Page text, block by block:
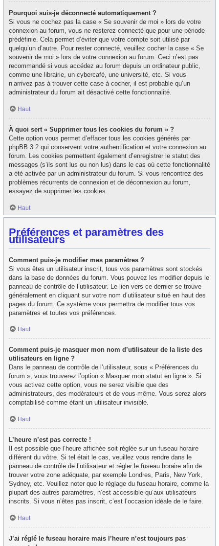
Pourquoi suis-je déconnecté automatiquement ?
Si vous ne cochez pas la case « Se souvenir de moi » lors de votre
connexion au forum, vous ne resterez connecté que pour une période
prédéfinie. Cela permet d’éviter que votre compte soit utilisé par
quelqu’un d’autre. Pour rester connecté, veuillez cocher la case « Se
souvenir de moi » lors de votre connexion au forum. Ceci n’est pas
recommandé si vous accédez au forum depuis un ordinateur public,
comme une librairie, un cybercafé, une université, etc. Si vous
n’arrivez pas à trouver cette case à cocher, il est probable qu’un
administrateur du forum ait désactivé cette fonctionnalité.
Haut
À quoi sert « Supprimer tous les cookies du forum » ?
Cette option vous permet d’effacer tous les cookies générés par
phpBB 3.2 qui conservent votre authentification et votre connexion au
forum. Les cookies permettent également d’enregistrer le statut des
messages (s’ils sont lus ou non lus) dans le cas où cette fonctionnalité
a été activée par un administrateur du forum. Si vous rencontrez des
problèmes récurrents de connexion et de déconnexion au forum,
essayez de supprimer les cookies.
Haut
Préférences et paramètres des
utilisateurs
Comment puis-je modifier mes paramètres ?
Si vous êtes un utilisateur inscrit, tous vos paramètres sont stockés
dans la base de données du forum. Vous pouvez les modifier depuis le
panneau de contrôle de l’utilisateur. Le lien vers ce dernier se trouve
généralement en cliquant sur votre nom d’utilisateur situé en haut des
pages du forum. Ce système vous permettra de modifier tous vos
paramètres et toutes vos préférences.
Haut
Comment puis-je masquer mon nom d’utilisateur de la liste des
utilisateurs en ligne ?
Dans le panneau de contrôle de l’utilisateur, sous « Préférences du
forum », vous trouverez l’option « Masquer mon statut en ligne ». Si
vous activez cette option, vous ne serez visible que des
administrateurs, des modérateurs et de vous-même. Vous serez alors
comptabilisé comme étant un utilisateur invisible.
Haut
L’heure n’est pas correcte !
Il est possible que l’heure affichée soit réglée sur un fuseau horaire
différent du vôtre. Si tel était le cas, veuillez vous rendre dans le
panneau de contrôle de l’utilisateur et régler le fuseau horaire afin de
trouver votre zone adéquate, par exemple Londres, Paris, New York,
Sydney, etc. Veuillez noter que le réglage du fuseau horaire, comme la
plupart des autres paramètres, n’est accessible qu’aux utilisateurs
inscrits. Si vous n’êtes pas inscrit, c’est l’occasion idéale de le faire.
Haut
J’ai réglé le fuseau horaire mais l’heure n’est toujours pas